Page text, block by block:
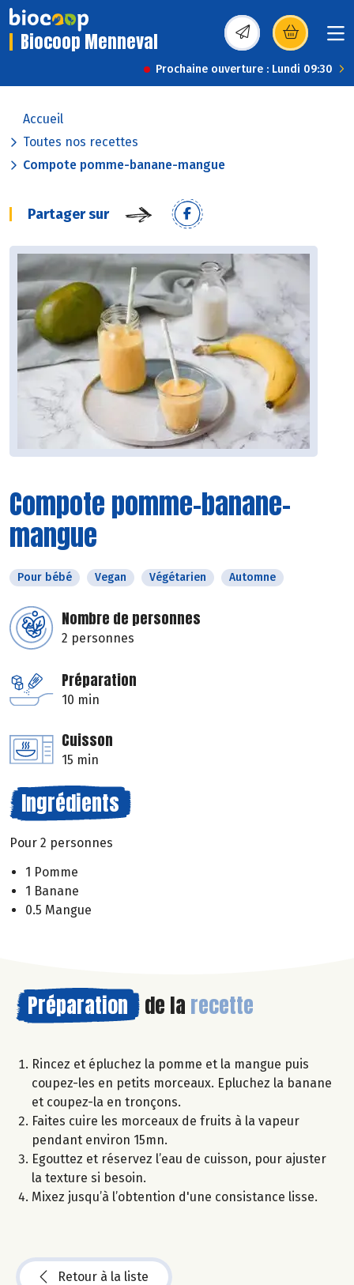
Biocoop Menneval (s’ouvre dans une
Prochaine ouverture : Lundi 09:30
Accueil
Toutes nos recettes
Compote pomme-banane-mangue
Partager sur
Compote pomme-banane-
mangue
Pour bébé Vegan Végétarien Automne
Nombre de personnes
2 personnes
Préparation
10 min
Cuisson
15 min
Ingrédients
Pour 2 personnes
1 Pomme
1 Banane
0.5 Mangue
Préparation de la recette
Rincez et épluchez la pomme et la mangue puis
coupez-les en petits morceaux. Epluchez la banane
et coupez-la en tronçons.
Faites cuire les morceaux de fruits à la vapeur
pendant environ 15mn.
Egouttez et réservez l’eau de cuisson, pour ajuster
la texture si besoin.
Mixez jusqu’à l’obtention d'une consistance lisse.
Retour à la liste